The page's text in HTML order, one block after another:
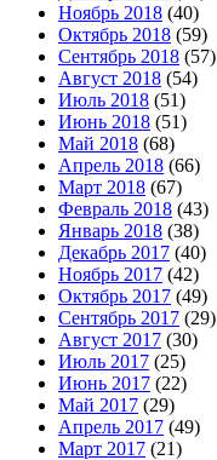
Ноябрь 2018 (40)
Октябрь 2018 (59)
Сентябрь 2018 (57)
Август 2018 (54)
Июль 2018 (51)
Июнь 2018 (51)
Май 2018 (68)
Апрель 2018 (66)
Март 2018 (67)
Февраль 2018 (43)
Январь 2018 (38)
Декабрь 2017 (40)
Ноябрь 2017 (42)
Октябрь 2017 (49)
Сентябрь 2017 (29)
Август 2017 (30)
Июль 2017 (25)
Июнь 2017 (22)
Май 2017 (29)
Апрель 2017 (49)
Март 2017 (21)